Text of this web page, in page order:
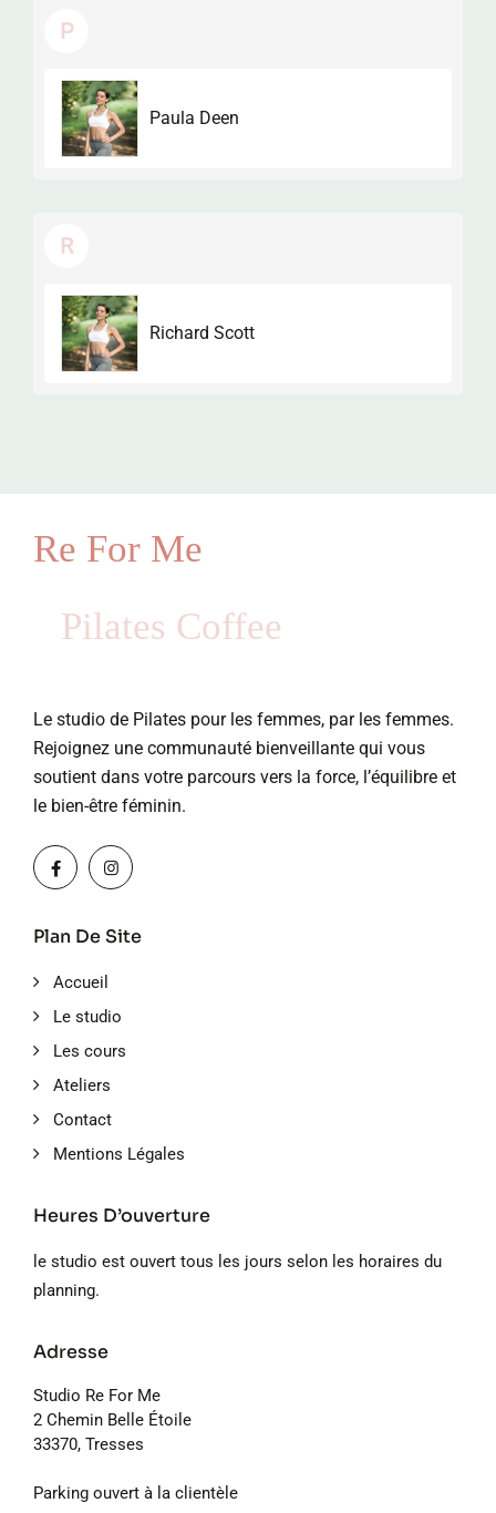
P
Paula Deen
R
Richard Scott
Re For Me
Pilates Coffee
Le studio de Pilates pour les femmes, par les femmes.
Rejoignez une communauté bienveillante qui vous
soutient dans votre parcours vers la force, l’équilibre et
le bien-être féminin.
Plan De Site
Accueil
Le studio
Les cours
Ateliers
Contact
Mentions Légales
Heures D’ouverture
le studio est ouvert tous les jours selon les horaires du
planning.
Adresse
Studio Re For Me
2 Chemin Belle Étoile
33370, Tresses
Parking ouvert à la clientèle